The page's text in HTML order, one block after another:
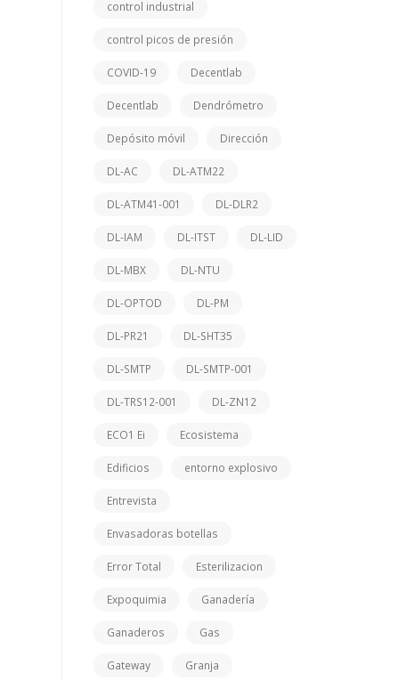
control industrial
control picos de presión
COVID-19 Decentlab
Decentlab Dendrómetro
Depósito móvil Dirección
DL-AC DL-ATM22
DL-ATM41-001 DL-DLR2
DL-IAM DL-ITST DL-LID
DL-MBX DL-NTU
DL-OPTOD DL-PM
DL-PR21 DL-SHT35
DL-SMTP DL-SMTP-001
DL-TRS12-001 DL-ZN12
ECO1 Ei Ecosistema
Edificios entorno explosivo
Entrevista
Envasadoras botellas
Error Total Esterilizacion
Expoquimia Ganadería
Ganaderos Gas
Gateway Granja